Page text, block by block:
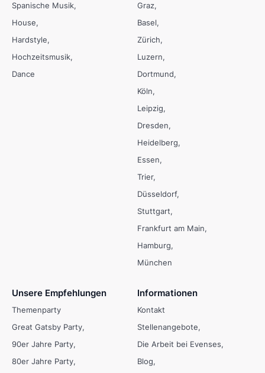
Spanische Musik
House
Hardstyle
Hochzeitsmusik
Dance
Graz
Basel
Zürich
Luzern
Dortmund
Köln
Leipzig
Dresden
Heidelberg
Essen
Trier
Düsseldorf
Stuttgart
Frankfurt am Main
Hamburg
München
Unsere Empfehlungen
Themenparty
Great Gatsby Party
90er Jahre Party
80er Jahre Party
Informationen
Kontakt
Stellenangebote
Die Arbeit bei Evenses
Blog